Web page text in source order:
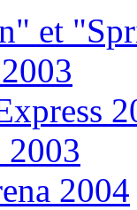
et
2003
2004